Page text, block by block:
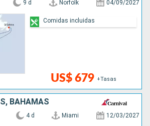
9 d Norfolk 04/09/2027
US$ 679 +Tasas
Comidas incluidas
BAHAMAS
4 d Miami 12/03/2027